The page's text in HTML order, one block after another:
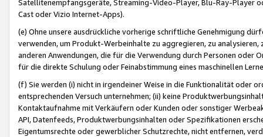
Satellitenempfangsgeräte, Streaming-Video-Player, Blu-Ray-Player
Cast oder Vizio Internet-Apps).
(e) Ohne unsere ausdrückliche vorherige schriftliche Genehmigung
verwenden, um Produkt-Werbeinhalte zu aggregieren, zu
anderen Anwendungen, die für die Verwendung durch Personen
für die direkte Schulung oder Feinabstimmung eines maschinellen
(f) Sie werden (i) nicht in irgendeiner Weise in die Funktionalität oder
entsprechenden Versuch unternehmen; (ii) keine
Kontaktaufnahme mit Verkäufern oder Kunden oder sonstiger
API, Datenfeeds, Produktwerbungsinhalten oder Spezifikationen
Eigentumsrechte oder gewerblicher Schutzrechte, nicht entfernen,